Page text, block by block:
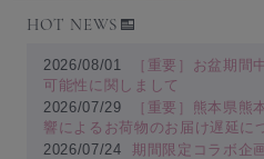
HOT NEWS
2026/08/01
［重要］お盆期間
可能性に関しまして
2026/07/29
［重要］熊本県熊
響によるお荷物のお届け遅延に
2026/07/24
期間限定コラボ企